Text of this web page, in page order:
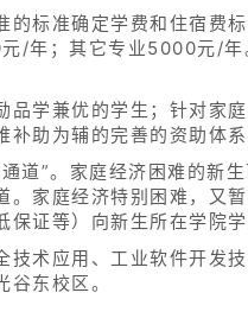
的标准确定学费和住宿
/年；其它专业5000元/年
品学兼优的学生；针对家
助为辅的完善的资助体系
道”。家庭经济困难的新
。家庭经济特别困难，又
证等）向新生所在学院
术应用、工业软件开发
东校区。